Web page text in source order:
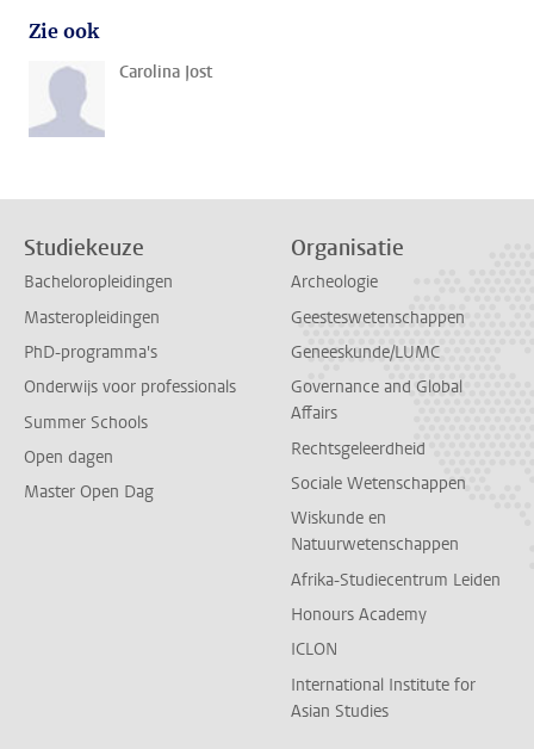
Zie ook
Carolina Jost
Studiekeuze
Bacheloropleidingen
Masteropleidingen
PhD-programma's
Onderwijs voor professionals
Summer Schools
Open dagen
Master Open Dag
Organisatie
Archeologie
Geesteswetenschappen
Geneeskunde/LUMC
Governance and Global
Affairs
Rechtsgeleerdheid
Sociale Wetenschappen
Wiskunde en
Natuurwetenschappen
Afrika-Studiecentrum Leiden
Honours Academy
ICLON
International Institute for
Asian Studies